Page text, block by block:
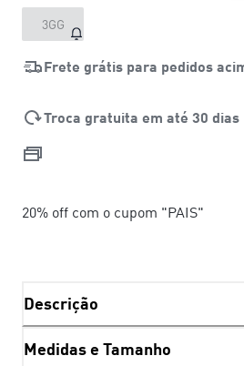
3GG
Frete grátis para pedidos
Troca gratuita em até 30 dias
20% off com o cupom "PAIS"
Descrição
Medidas e Tamanho